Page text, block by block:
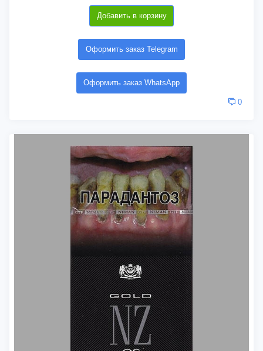
Добавить в корзину
Оформить заказ Telegram
Оформить заказ WhatsApp
0